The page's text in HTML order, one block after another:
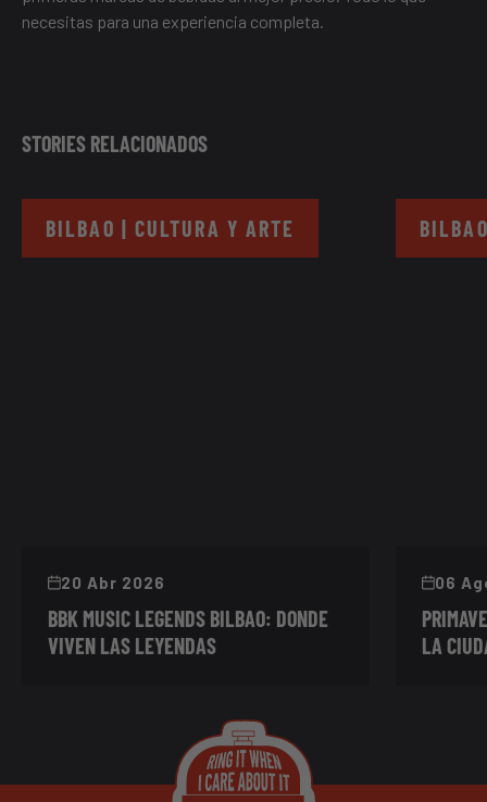
necesitas para una experiencia completa.
STORIES RELACIONADOS
BILBAO | CULTURA Y ARTE
20 Abr 2026
BBK MUSIC LEGENDS BILBAO: DONDE
VIVEN LAS LEYENDAS
06
LA